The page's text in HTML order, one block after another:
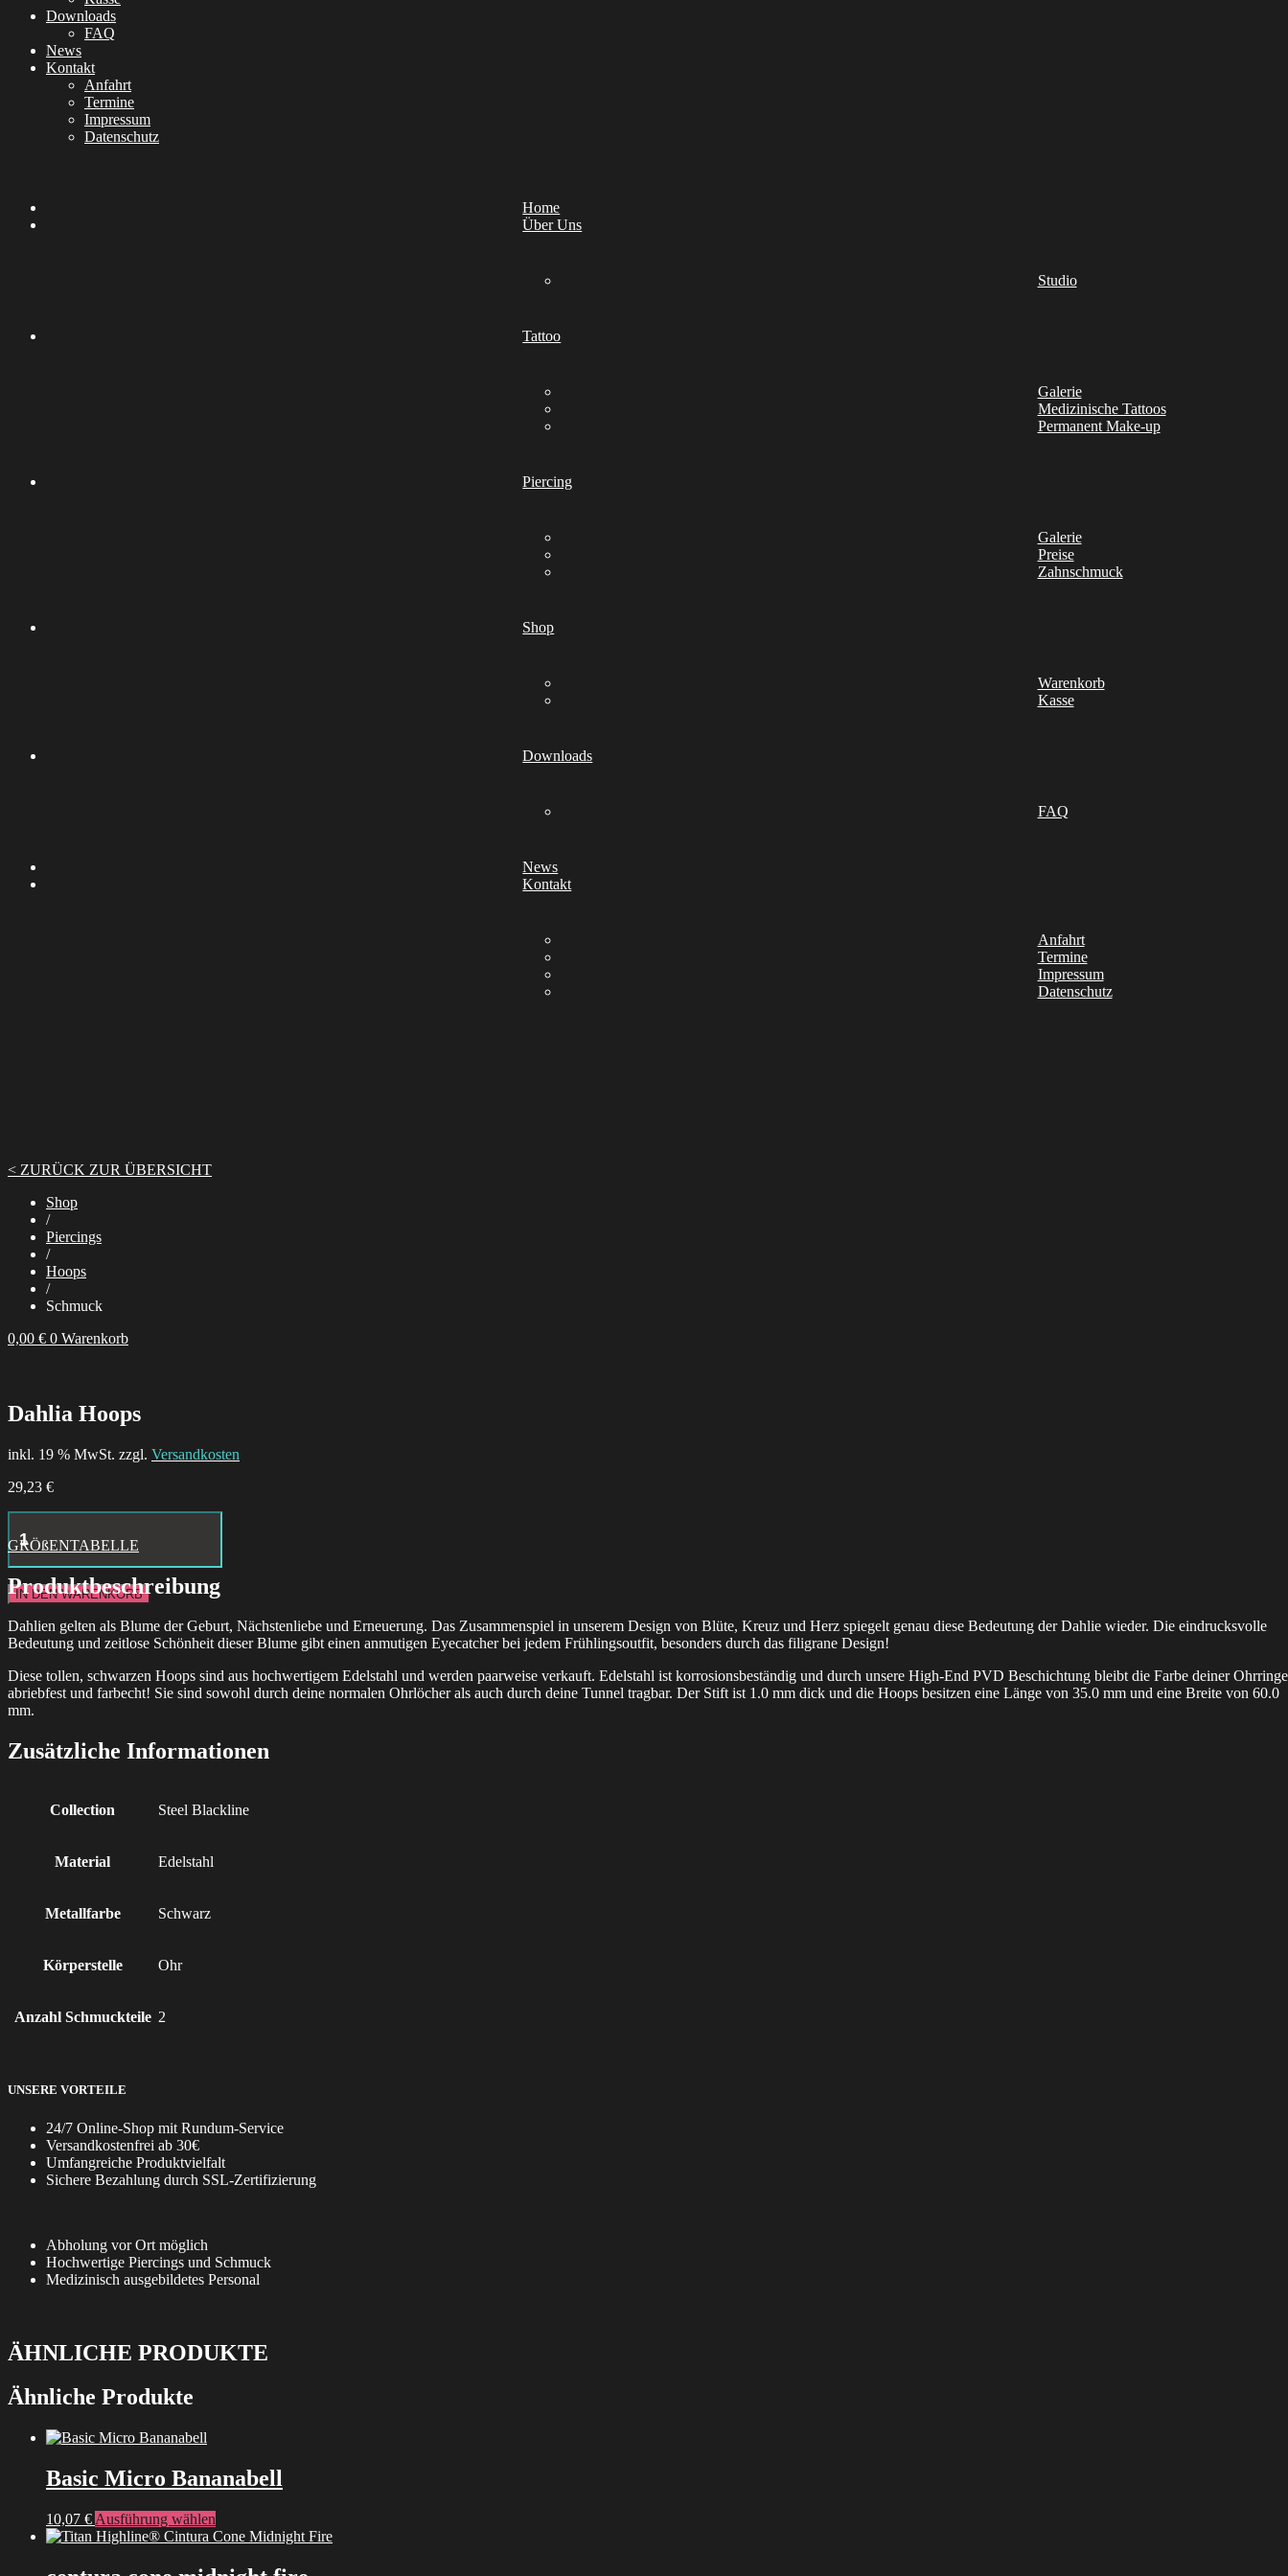
Downloads
FAQ
News
Kontakt
Anfahrt
Termine
Impressum
Datenschutz
Home
Über Uns
Studio
Tattoo
Galerie
Medizinische Tattoos
Permanent Make-up
Piercing
Galerie
Preise
Zahnschmuck
Shop
Warenkorb
Kasse
Downloads
FAQ
News
Kontakt
Anfahrt
Termine
Impressum
Datenschutz
< ZURÜCK ZUR ÜBERSICHT
Shop
/
Piercings
/
Hoops
/
Schmuck
0,00 € 0 Warenkorb
Dahlia Hoops
inkl. 19 % MwSt. zzgl. Versandkosten
29,23 €
Aries
Necklace
Menge
IN DEN WARENKORB
GRÖßENTABELLE
Produktbeschreibung
Dahlien gelten als Blume der Geburt, Nächstenliebe und Erneuerung. Das Zusammenspiel in unserem Design von Blüte, Kreuz und Herz spiegelt genau diese Bedeutung der Dahlie wieder. Die eindrucksvolle
Bedeutung und zeitlose Schönheit dieser Blume gibt einen anmutigen Eyecatcher bei jedem Frühlingsoutfit, besonders durch das filigrane Design!
Diese tollen, schwarzen Hoops sind aus hochwertigem Edelstahl und werden paarweise verkauft. Edelstahl ist korrosionsbeständig und durch unsere High-End PVD Beschichtung bleibt die Farbe deiner Ohrringe
abriebfest und farbecht! Sie sind sowohl durch deine normalen Ohrlöcher als auch durch deine Tunnel tragbar. Der Stift ist 1.0 mm dick und die Hoops besitzen eine Länge von 35.0 mm und eine Breite von 60.0
mm.
Zusätzliche Informationen
Collection Steel Blackline
Material Edelstahl
Metallfarbe Schwarz
Körperstelle Ohr
Anzahl Schmuckteile 2
UNSERE VORTEILE
24/7 Online-Shop mit Rundum-Service
Versandkostenfrei ab 30€
Umfangreiche Produktvielfalt
Sichere Bezahlung durch SSL-Zertifizierung
Abholung vor Ort möglich
Hochwertige Piercings und Schmuck
Medizinisch ausgebildetes Personal
ÄHNLICHE PRODUKTE
Ähnliche Produkte
Basic Micro Bananabell
10,07 € Ausführung wählen
Produkt
mehrere